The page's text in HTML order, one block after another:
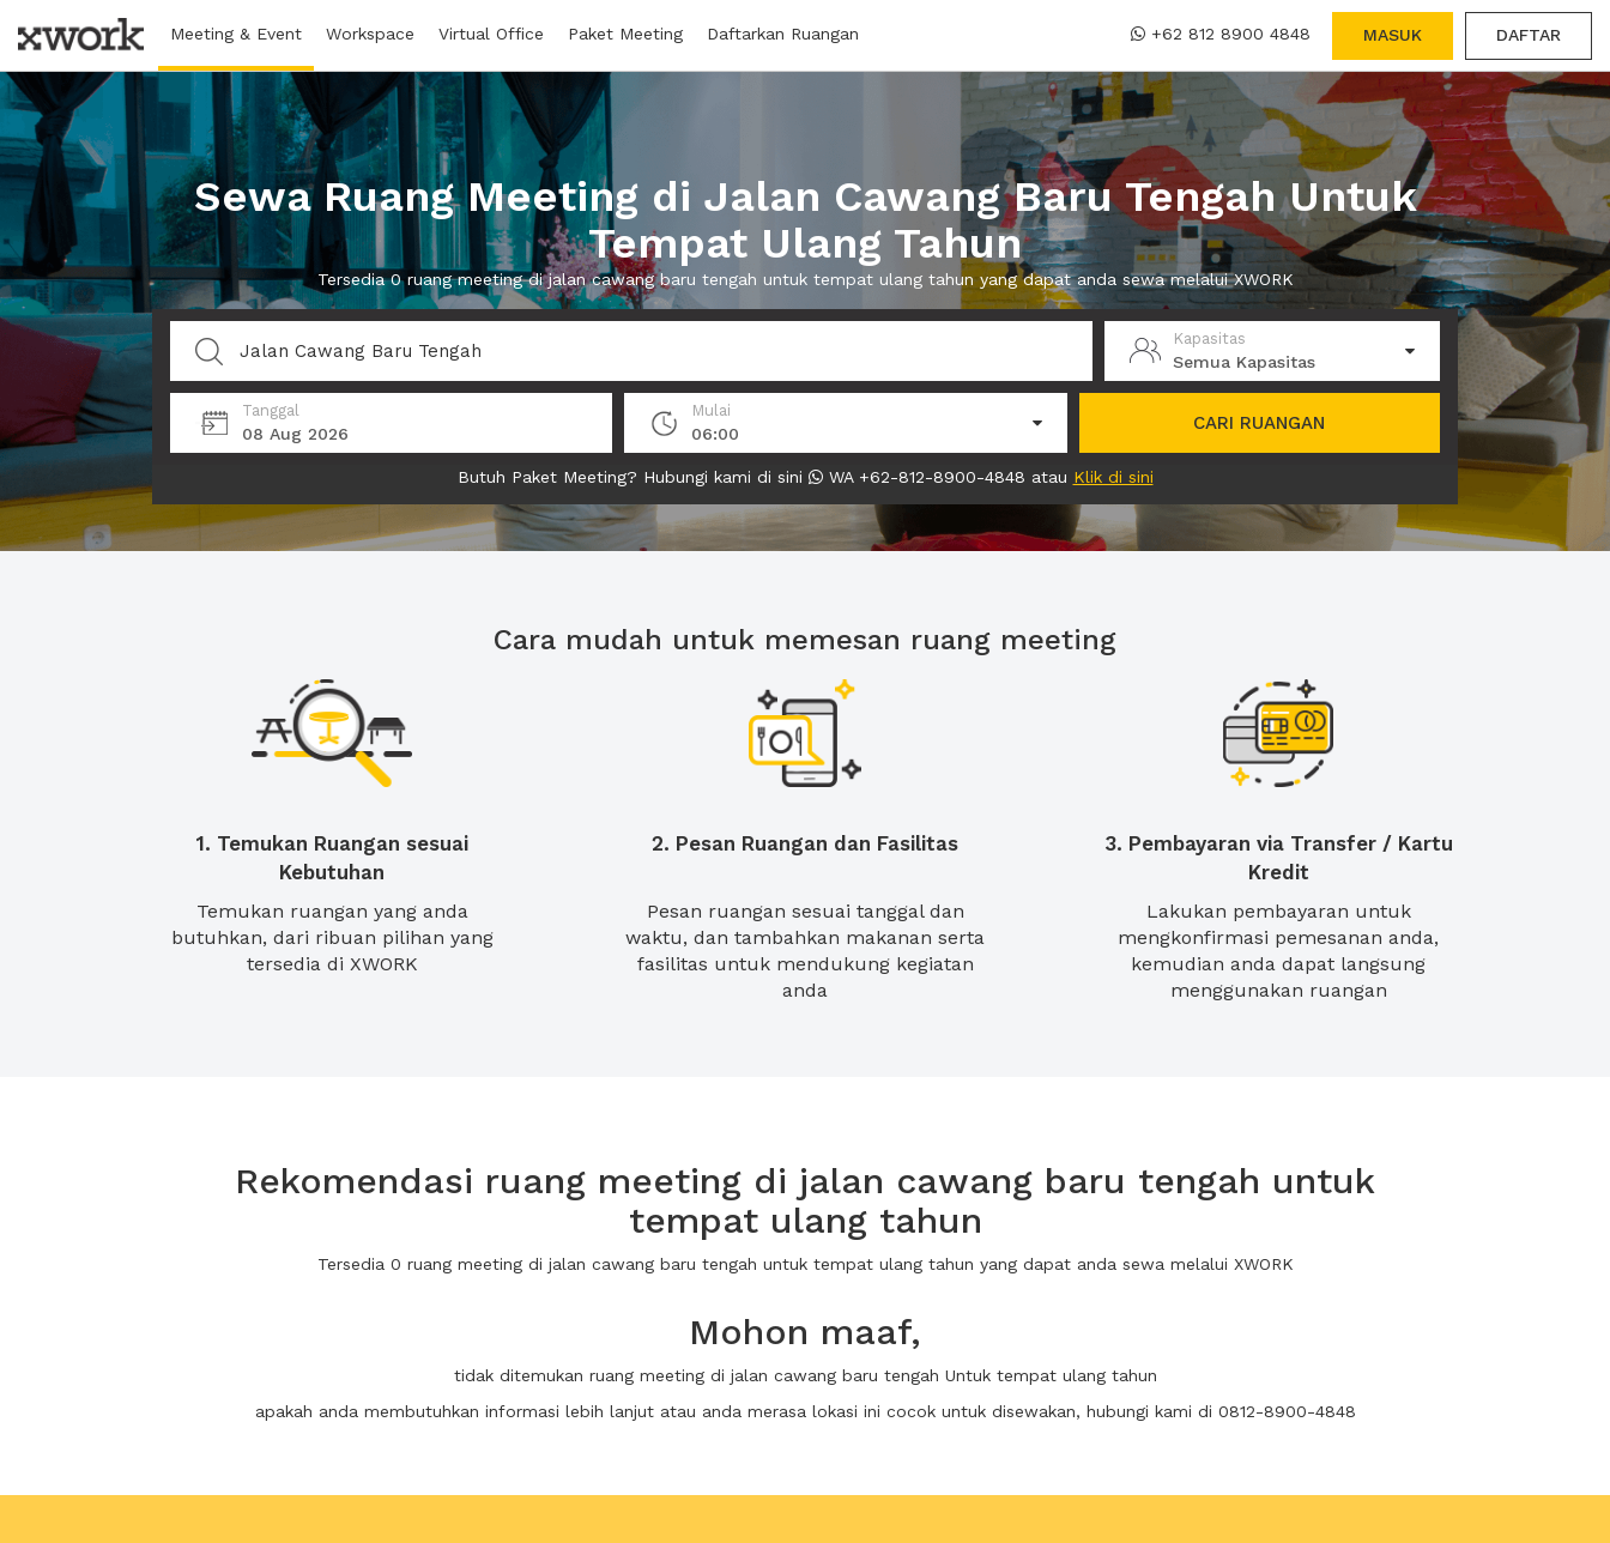
Meeting & Event Workspace Virtual Office Paket Meeting Daftarkan Ruangan +62 812 8900 4848 MASUK DAFTAR
Sewa Ruang Meeting di Jalan Cawang Baru Tengah Untuk
Tempat Ulang Tahun
Tersedia 0 ruang meeting di jalan cawang baru tengah untuk tempat ulang tahun yang dapat anda sewa melalui XWORK
Kapasitas
Semua Kapasitas
Tanggal
08 Aug 2026
Mulai
06:00
CARI RUANGAN
Butuh Paket Meeting? Hubungi kami di sini WA +62-812-8900-4848 atau Klik di sini
Cara mudah untuk memesan ruang meeting
1. Temukan Ruangan sesuai
Kebutuhan
Temukan ruangan yang anda
butuhkan, dari ribuan pilihan yang
tersedia di XWORK
2. Pesan Ruangan dan Fasilitas
Pesan ruangan sesuai tanggal dan
waktu, dan tambahkan makanan serta
fasilitas untuk mendukung kegiatan
anda
3. Pembayaran via Transfer / Kartu
Kredit
Lakukan pembayaran untuk
mengkonfirmasi pemesanan anda,
kemudian anda dapat langsung
menggunakan ruangan
Rekomendasi ruang meeting di jalan cawang baru tengah untuk
tempat ulang tahun
Tersedia 0 ruang meeting di jalan cawang baru tengah untuk tempat ulang tahun yang dapat anda sewa melalui XWORK
Mohon maaf,
tidak ditemukan ruang meeting di jalan cawang baru tengah Untuk tempat ulang tahun
apakah anda membutuhkan informasi lebih lanjut atau anda merasa lokasi ini cocok untuk disewakan, hubungi kami di 0812-8900-4848